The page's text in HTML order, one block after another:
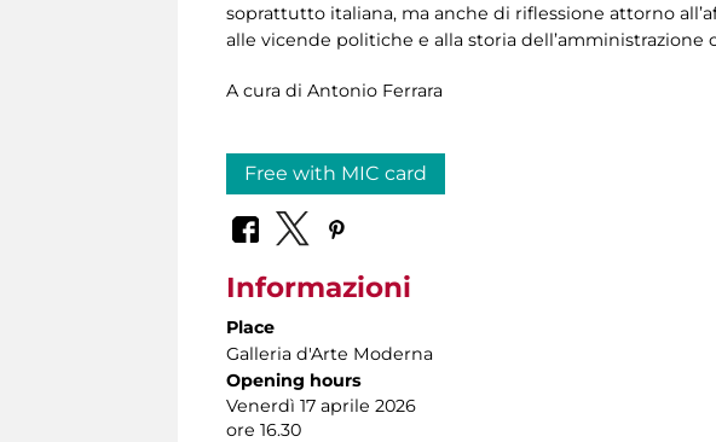
soprattutto italiana, ma anche di riflessione attorno
alle vicende politiche e alla storia dell’amministrazione
A cura di Antonio Ferrara
Free with MIC card
Informazioni
Place
Galleria d'Arte Moderna
Opening hours
Venerdì 17 aprile 2026
ore 16.30